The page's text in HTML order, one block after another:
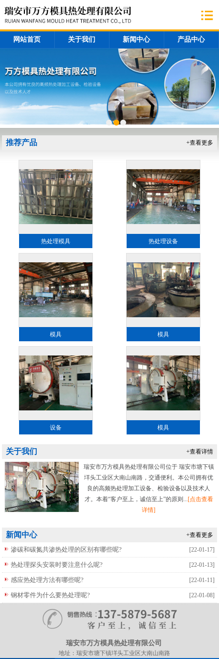
网站首页 关于我们 新闻中心 产品中心
推荐产品 +查看更多
热处理模具 热处理设备
模具 模具
设备 模具
关于我们 +查看详情
瑞安市万方模具热处理有限公司位于 瑞安市塘下镇
垟头工业区大南山南路，交通便利。本公司拥有优
良的高频热处理加工设备、检验设备以及技术人
才。 本着“客户至上，诚信至上”的原则... [点击查看
详情]
新闻中心 +查看更多
渗碳和碳氮共渗热处理的区别有哪些呢? [22-01-17]
热处理探头安装时要注意什么呢? [22-01-13]
感应热处理方法有哪些呢? [22-01-11]
钢材零件为什么要热处理呢? [22-01-08]
瑞安市万方模具热处理有限公司
地址：瑞安市塘下镇垟头工业区大南山南路